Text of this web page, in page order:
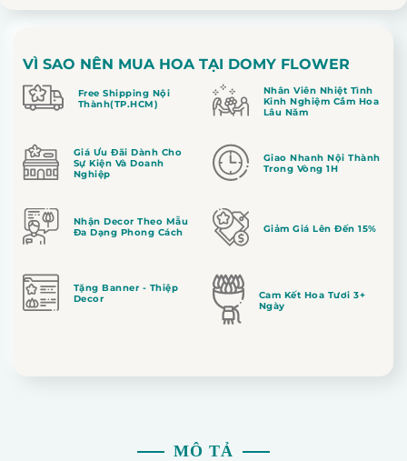
VÌ SAO NÊN MUA HOA TẠI DOMY FLOWER
Free Shipping Nội
Thành(TP.HCM)
Nhân Viên Nhiệt Tình
Kinh Nghiệm Cắm Hoa
Lâu Năm
Giá Ưu Đãi Dành Cho
Sự Kiện Và Doanh
Nghiệp
Giao Nhanh Nội Thành
Trong Vòng 1H
Nhận Decor Theo Mẫu
Đa Dạng Phong Cách
Giảm Giá Lên Đến 15%
Tặng Banner - Thiệp
Decor
Cam Kết Hoa Tươi 3+
Ngày
MÔ TẢ